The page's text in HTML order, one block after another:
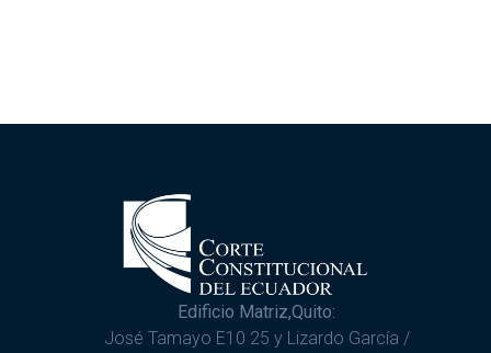
Edificio Matriz,Quito:
José Tamayo E10 25 y Lizardo García /